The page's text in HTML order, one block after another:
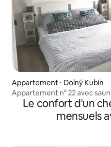
Appartement ⋅ Dolný Kubín
Appartement n° 22 avec
Le confort d'un
mensuels